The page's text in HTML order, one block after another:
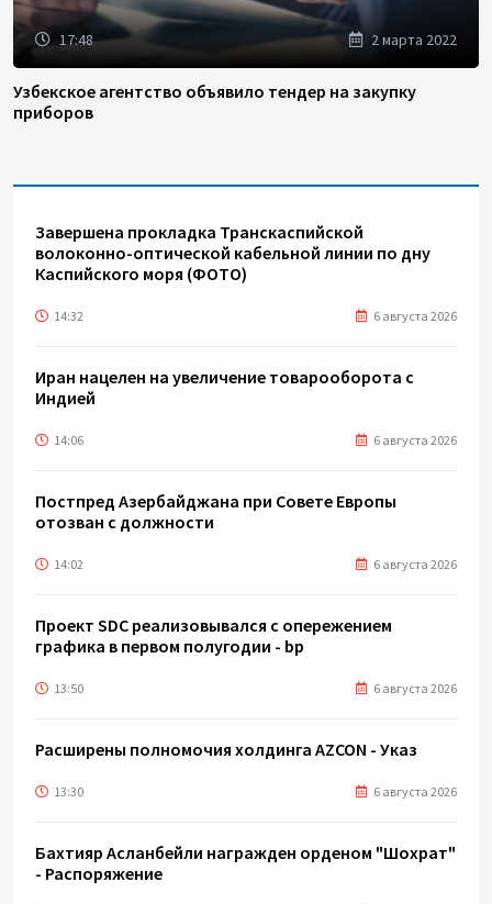
17:48 2 марта 2022
Узбекское агентство объявило тендер на закупку
приборов
Завершена прокладка Транскаспийской
волоконно-оптической кабельной линии по дну
Каспийского моря (ФОТО)
14:32 6 августа 2026
Иран нацелен на увеличение товарооборота с
Индией
14:06 6 августа 2026
Постпред Азербайджана при Совете Европы
отозван с должности
14:02 6 августа 2026
Проект SDC реализовывался с опережением
графика в первом полугодии - bp
13:50 6 августа 2026
Расширены полномочия холдинга AZCON - Указ
13:30 6 августа 2026
Бахтияр Асланбейли награжден орденом "Шохрат"
- Распоряжение